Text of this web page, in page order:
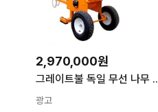
2,970,000원
그레이트불 독일 무선 나무 파
광고